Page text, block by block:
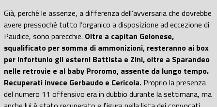
Già, perché le assenze, a differenza dell’avversaria che dovrebbe
avere pressoché tutto l’organico a disposizione ad eccezione di
Paudice, sono parecchie. Oltre a capitan Gelonese,
squalificato per somma di ammonizioni, resteranno ai box
per infortunio gli esterni Battista e Zini, oltre a Sparandeo
nelle retrovie e al baby Proromo, assente da lungo tempo.
Recuperati invece Gerbaudo e Cericola. Proprio la presenza
del numero 11 offensivo era in dubbio durante la settimana, ma